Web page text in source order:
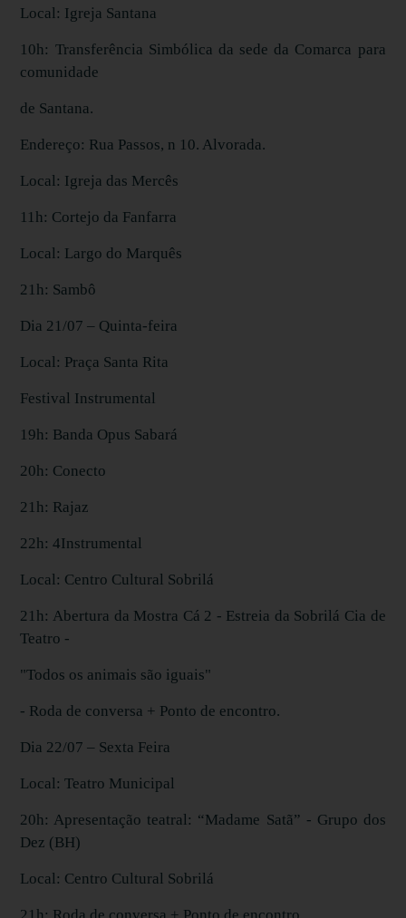
Local: Igreja Santana
10h: Transferência Simbólica da sede da Comarca para
comunidade
de Santana.
Endereço: Rua Passos, n 10. Alvorada.
Local: Igreja das Mercês
11h: Cortejo da Fanfarra
Local: Largo do Marquês
21h: Sambô
Dia 21/07 – Quinta-feira
Local: Praça Santa Rita
Festival Instrumental
19h: Banda Opus Sabará
20h: Conecto
21h: Rajaz
22h: 4Instrumental
Local: Centro Cultural Sobrilá
21h: Abertura da Mostra Cá 2 - Estreia da Sobrilá Cia de
Teatro -
"Todos os animais são iguais"
- Roda de conversa + Ponto de encontro.
Dia 22/07 – Sexta Feira
Local: Teatro Municipal
20h: Apresentação teatral: “Madame Satã” - Grupo dos
Dez (BH)
Local: Centro Cultural Sobrilá